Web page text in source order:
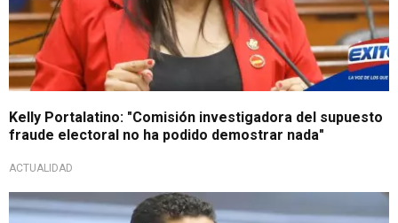
Kelly Portalatino: "Comisión investigadora del supuesto
fraude electoral no ha podido demostrar nada"
ACTUALIDAD